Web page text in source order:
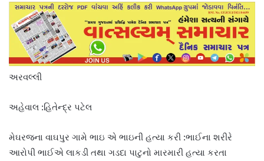
અરવલ્લી
અહેવાલ :હિતેન્દ્ર પટેલ
મેઘરજના વાઘપુર ગામે ભાઇ એ ભાઇની હત્યા કરી :ભાઈના શરીરે
આરોપી ભાઈએ લાકડી તથા ગડદા પાટુનો મારમારી હત્યા કરતા